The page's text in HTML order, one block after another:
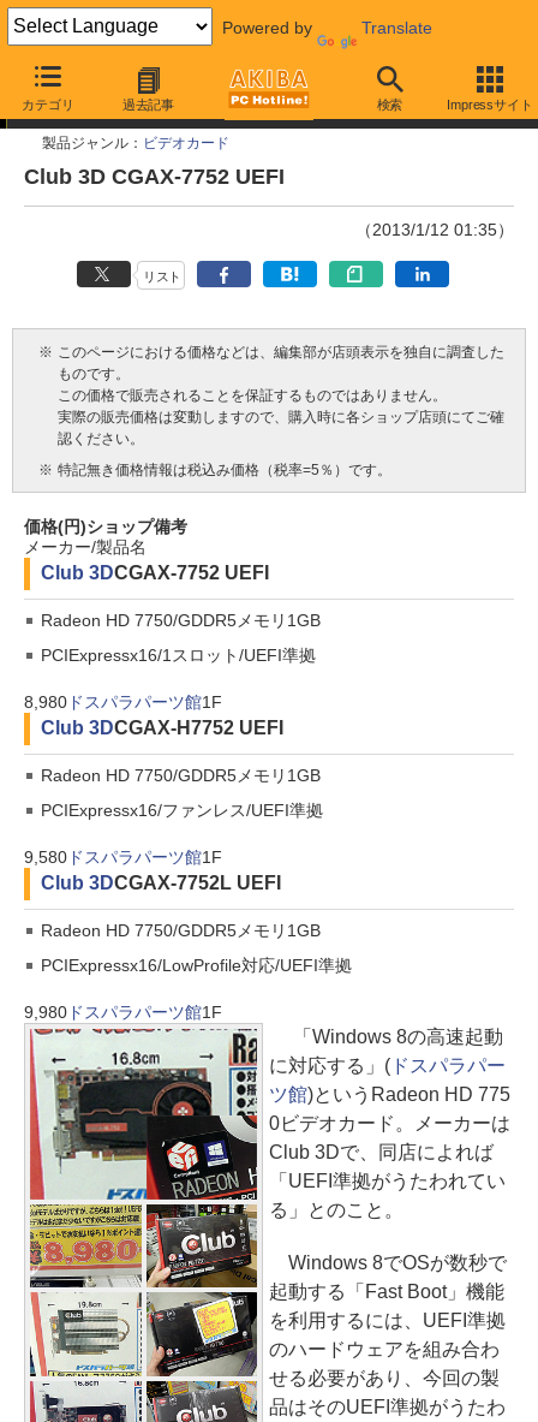
Powered by Translate
カテゴリ 過去記事 検索 Impressサイト
今週見つけた新製品
製品ジャンル： ビデオカード
Club 3D CGAX-7752 UEFI
（2013/1/12 01:35）
リスト
※ このページにおける価格などは、編集部が店頭表示を独自に調査した
ものです。
この価格で販売されることを保証するものではありません。
実際の販売価格は変動しますので、購入時に各ショップ店頭にてご確
認ください。
※ 特記無き価格情報は税込み価格（税率=5％）です。
価格(円)ショップ備考
メーカー/製品名
Club 3DCGAX-7752 UEFI
Radeon HD 7750/GDDR5メモリ1GB
PCIExpressx16/1スロット/UEFI準拠
8,980 ドスパラパーツ館1F
Club 3DCGAX-H7752 UEFI
Radeon HD 7750/GDDR5メモリ1GB
PCIExpressx16/ファンレス/UEFI準拠
9,580 ドスパラパーツ館1F
Club 3DCGAX-7752L UEFI
Radeon HD 7750/GDDR5メモリ1GB
PCIExpressx16/LowProfile対応/UEFI準拠
9,980 ドスパラパーツ館1F
「Windows 8の高速起動
に対応する」(ドスパラパー
ツ館)というRadeon HD 775
0ビデオカード。メーカーは
Club 3Dで、同店によれば
「UEFI準拠がうたわれてい
る」とのこと。
Windows 8でOSが数秒で
起動する「Fast Boot」機能
を利用するには、UEFI準拠
のハードウェアを組み合わ
せる必要があり、今回の製
品はそのUEFI準拠がうたわ